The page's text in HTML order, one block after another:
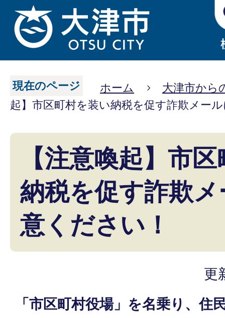
現在のページ ホーム
大津市から
起】市区町村を装い納税を促す詐欺メー
【注意喚起】市
納税を促す詐欺
意ください！
更
「市区町村役場」を名乗り、住